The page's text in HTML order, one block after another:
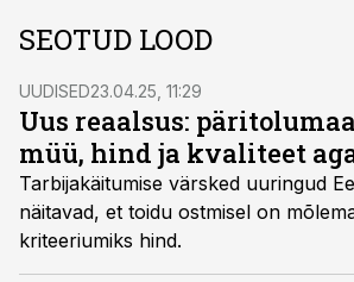
SEOTUD LOOD
UUDISED23.04.25, 11:29
Uus reaalsus:
müü, hind ja kvaliteet
Tarbijakäitumise värsked uuringud
näitavad, et toidu ostmisel on
kriteeriumiks hind.